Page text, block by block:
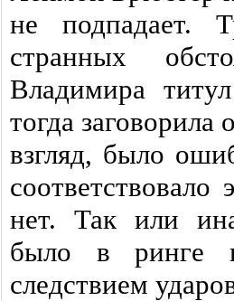
не подпадает.
странных
Владимира
тогда
взгляд, было
соответствовало
нет. Так или
было в ринге
следствием